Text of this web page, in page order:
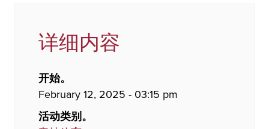
详细内容
开始。
February 12, 2025 - 03:15 pm
活动类别。